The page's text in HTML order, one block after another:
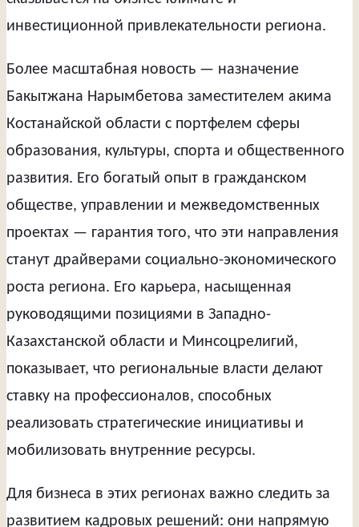
инвестиционной привлекательности региона.
Более масштабная новость — назначение
Бакытжана Нарымбетова заместителем акима
Костанайской области с портфелем сферы
образования, культуры, спорта и общественного
развития. Его богатый опыт в гражданском
обществе, управлении и межведомственных
проектах — гарантия того, что эти направления
станут драйверами социально-экономического
роста региона. Его карьера, насыщенная
руководящими позициями в Западно-
Казахстанской области и Минсоцрелигий,
показывает, что региональные власти делают
ставку на профессионалов, способных
реализовать стратегические инициативы и
мобилизовать внутренние ресурсы.
Для бизнеса в этих регионах важно следить за
развитием кадровых решений: они напрямую